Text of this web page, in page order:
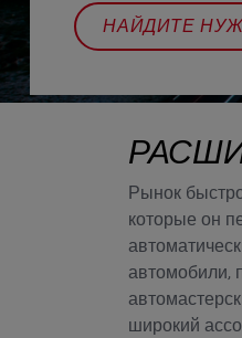
НАЙДИТЕ
Рынок
которые он
автомобили,
широкий